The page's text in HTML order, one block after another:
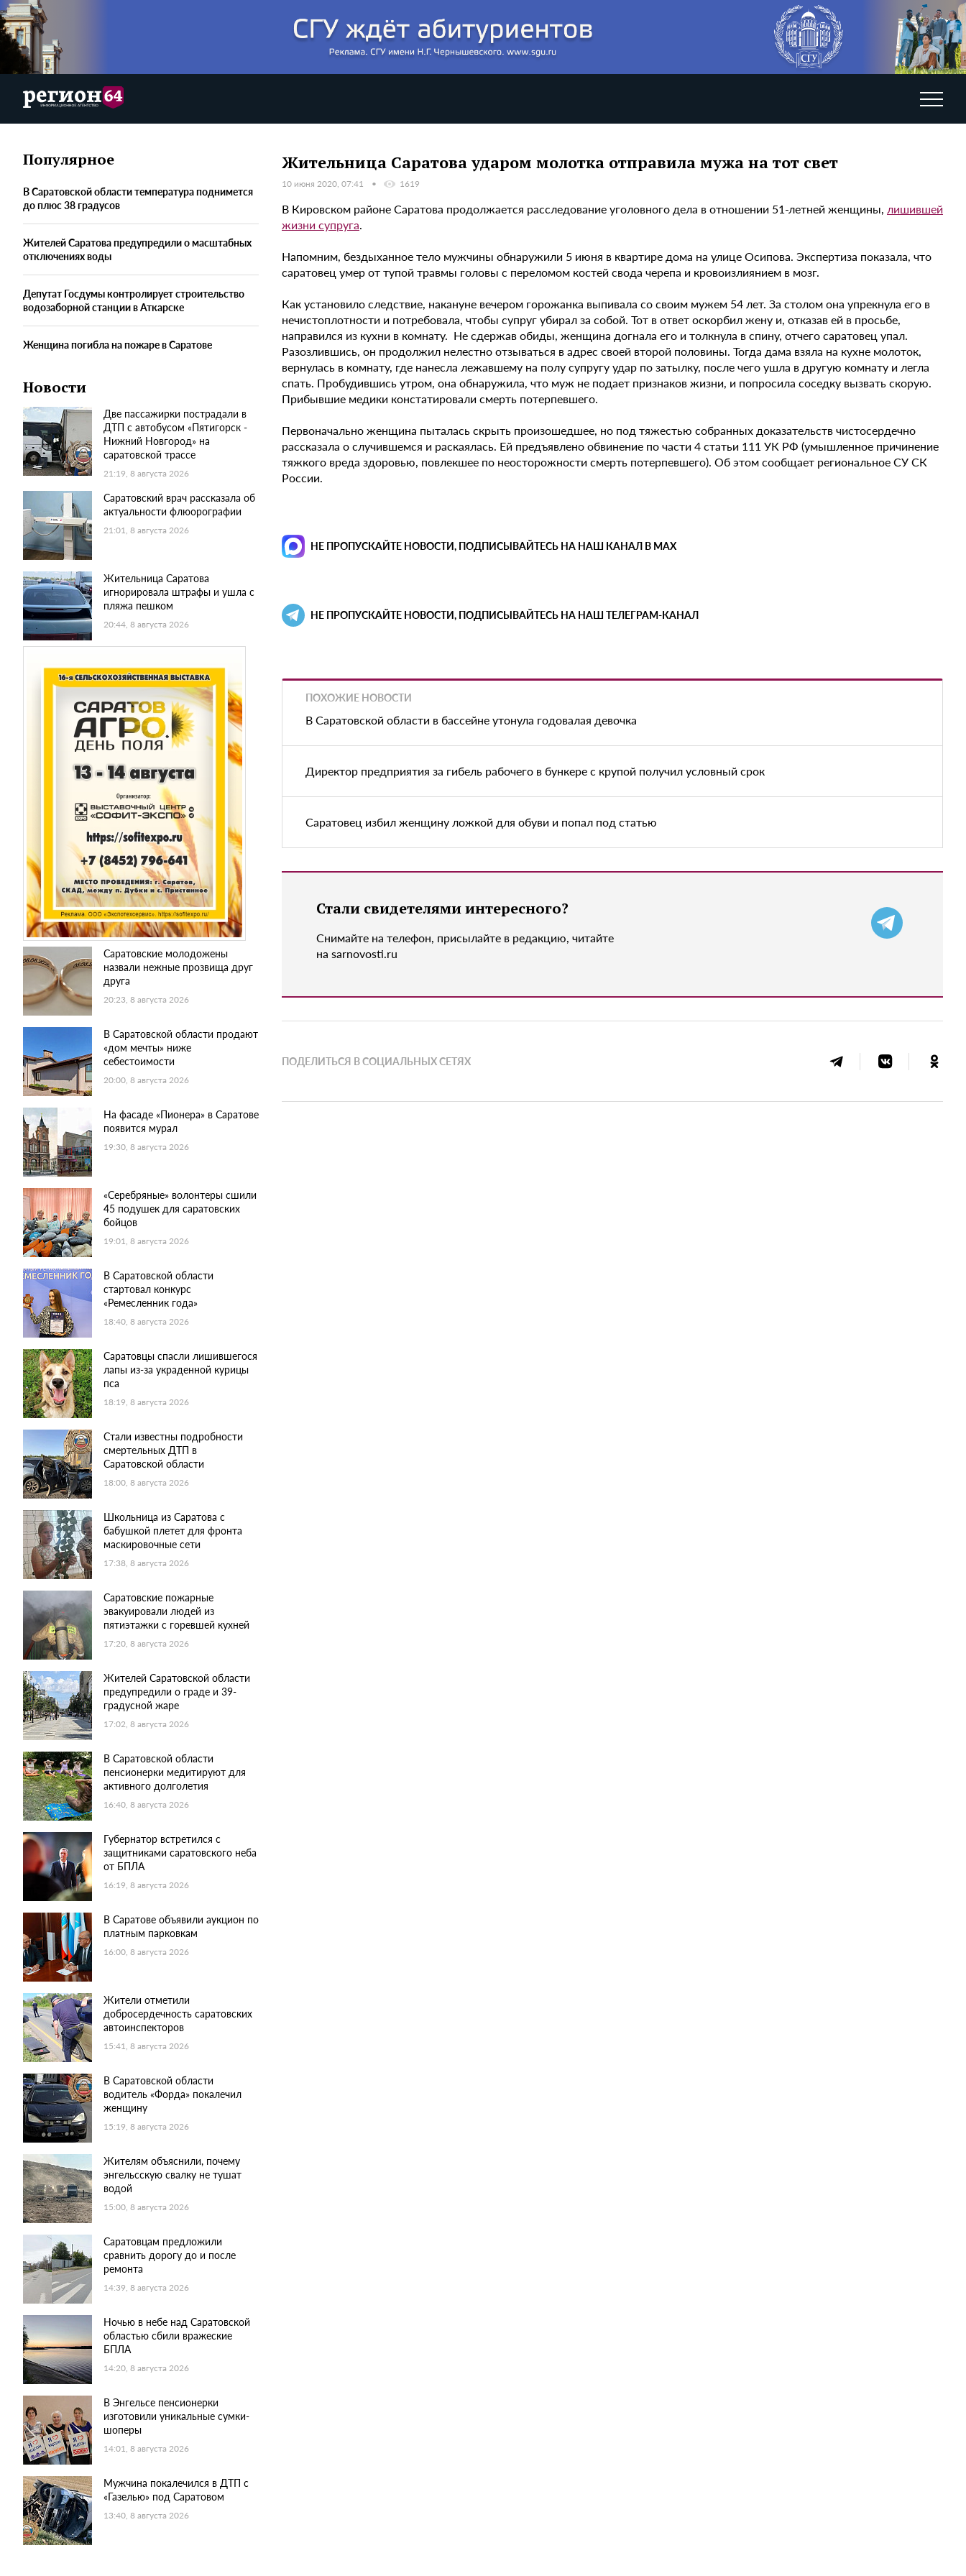
Популярное
В Саратовской области температура поднимется
до плюс 38 градусов
Жителей Саратова предупредили о масштабных
отключениях воды
Депутат Госдумы контролирует строительство
водозаборной станции в Аткарске
Женщина погибла на пожаре в Саратове
Новости
Две пассажирки пострадали в
ДТП с автобусом «Пятигорск -
Нижний Новгород» на
саратовской трассе
21:19, 8 августа 2026
Саратовский врач рассказала об
актуальности флюорографии
21:01, 8 августа 2026
Жительница Саратова
игнорировала штрафы и ушла с
пляжа пешком
20:44, 8 августа 2026
Саратовские молодожены
назвали нежные прозвища друг
друга
20:23, 8 августа 2026
В Саратовской области продают
«дом мечты» ниже
себестоимости
20:00, 8 августа 2026
На фасаде «Пионера» в Саратове
появится мурал
19:30, 8 августа 2026
«Серебряные» волонтеры сшили
45 подушек для саратовских
бойцов
19:01, 8 августа 2026
В Саратовской области
стартовал конкурс
«Ремесленник года»
18:40, 8 августа 2026
Саратовцы спасли лишившегося
лапы из-за украденной курицы
пса
18:19, 8 августа 2026
Стали известны подробности
смертельных ДТП в
Саратовской области
18:00, 8 августа 2026
Школьница из Саратова с
бабушкой плетет для фронта
маскировочные сети
17:38, 8 августа 2026
Саратовские пожарные
эвакуировали людей из
пятиэтажки с горевшей кухней
17:20, 8 августа 2026
Жителей Саратовской области
предупредили о граде и 39-
градусной жаре
17:02, 8 августа 2026
В Саратовской области
пенсионерки медитируют для
активного долголетия
16:40, 8 августа 2026
Губернатор встретился с
защитниками саратовского неба
от БПЛА
16:19, 8 августа 2026
В Саратове объявили аукцион по
платным парковкам
16:00, 8 августа 2026
Жители отметили
добросердечность саратовских
автоинспекторов
15:41, 8 августа 2026
В Саратовской области
водитель «Форда» покалечил
женщину
15:19, 8 августа 2026
Жителям объяснили, почему
энгельсскую свалку не тушат
водой
15:00, 8 августа 2026
Саратовцам предложили
сравнить дорогу до и после
ремонта
14:39, 8 августа 2026
Ночью в небе над Саратовской
областью сбили вражеские
БПЛА
14:20, 8 августа 2026
В Энгельсе пенсионерки
изготовили уникальные сумки-
шоперы
14:01, 8 августа 2026
Мужчина покалечился в ДТП с
«Газелью» под Саратовом
13:40, 8 августа 2026
Жительница Саратова ударом молотка отправила мужа на тот свет
10 июня 2020, 07:41 1619
В Кировском районе Саратова продолжается расследование уголовного дела в отношении 51-летней женщины, лишившей
жизни супруга.
Напомним, бездыханное тело мужчины обнаружили 5 июня в квартире дома на улице Осипова. Экспертиза показала, что
саратовец умер от тупой травмы головы с переломом костей свода черепа и кровоизлиянием в мозг.
Как установило следствие, накануне вечером горожанка выпивала со своим мужем 54 лет. За столом она упрекнула его в
нечистоплотности и потребовала, чтобы супруг убирал за собой. Тот в ответ оскорбил жену и, отказав ей в просьбе,
направился из кухни в комнату. Не сдержав обиды, женщина догнала его и толкнула в спину, отчего саратовец упал.
Разозлившись, он продолжил нелестно отзываться в адрес своей второй половины. Тогда дама взяла на кухне молоток,
вернулась в комнату, где нанесла лежавшему на полу супругу удар по затылку, после чего ушла в другую комнату и легла
спать. Пробудившись утром, она обнаружила, что муж не подает признаков жизни, и попросила соседку вызвать скорую.
Прибывшие медики констатировали смерть потерпевшего.
Первоначально женщина пыталась скрыть произошедшее, но под тяжестью собранных доказательств чистосердечно
рассказала о случившемся и раскаялась. Ей предъявлено обвинение по части 4 статьи 111 УК РФ (умышленное причинение
тяжкого вреда здоровью, повлекшее по неосторожности смерть потерпевшего). Об этом сообщает региональное СУ СК
России.
НЕ ПРОПУСКАЙТЕ НОВОСТИ, ПОДПИСЫВАЙТЕСЬ НА НАШ КАНАЛ В MAX
НЕ ПРОПУСКАЙТЕ НОВОСТИ, ПОДПИСЫВАЙТЕСЬ НА НАШ ТЕЛЕГРАМ-КАНАЛ
ПОХОЖИЕ НОВОСТИ
В Саратовской области в бассейне утонула годовалая девочка
Директор предприятия за гибель рабочего в бункере с крупой получил условный срок
Саратовец избил женщину ложкой для обуви и попал под статью
Стали свидетелями интересного?
Снимайте на телефон, присылайте в редакцию, читайте
на sarnovosti.ru
ПОДЕЛИТЬСЯ В СОЦИАЛЬНЫХ СЕТЯХ